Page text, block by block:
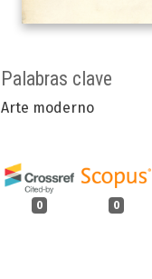
Palabras clave
Arte moderno
0 0